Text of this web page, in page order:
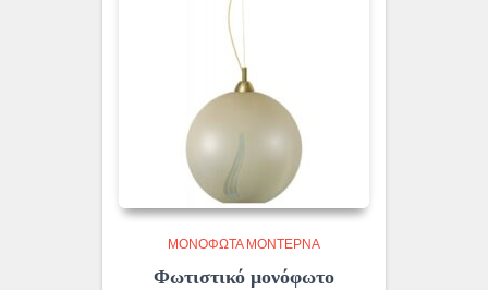
ΜΟΝΌΦΩΤΑ ΜΟΝΤΈΡΝΑ
Φωτιστικό μονόφωτο